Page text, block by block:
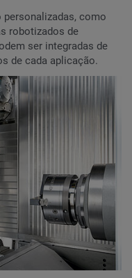
como
robotizados de
ser integradas de
de cada aplicação.